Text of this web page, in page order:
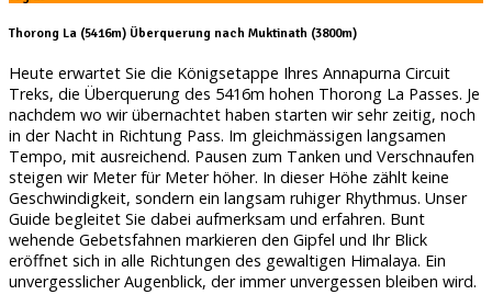
Thorong La (5416m) Überquerung nach Muktinath (3800m)
Heute erwartet Sie die Königsetappe Ihres Annapurna Circuit
Treks, die Überquerung des 5416m hohen Thorong La Passes. Je
nachdem wo wir übernachtet haben starten wir sehr zeitig, noch
in der Nacht in Richtung Pass. Im gleichmässigen langsamen
Tempo, mit ausreichend. Pausen zum Tanken und Verschnaufen
steigen wir Meter für Meter höher. In dieser Höhe zählt keine
Geschwindigkeit, sondern ein langsam ruhiger Rhythmus. Unser
Guide begleitet Sie dabei aufmerksam und erfahren. Bunt
wehende Gebetsfahnen markieren den Gipfel und Ihr Blick
eröffnet sich in alle Richtungen des gewaltigen Himalaya. Ein
unvergesslicher Augenblick, der immer unvergessen bleiben wird.